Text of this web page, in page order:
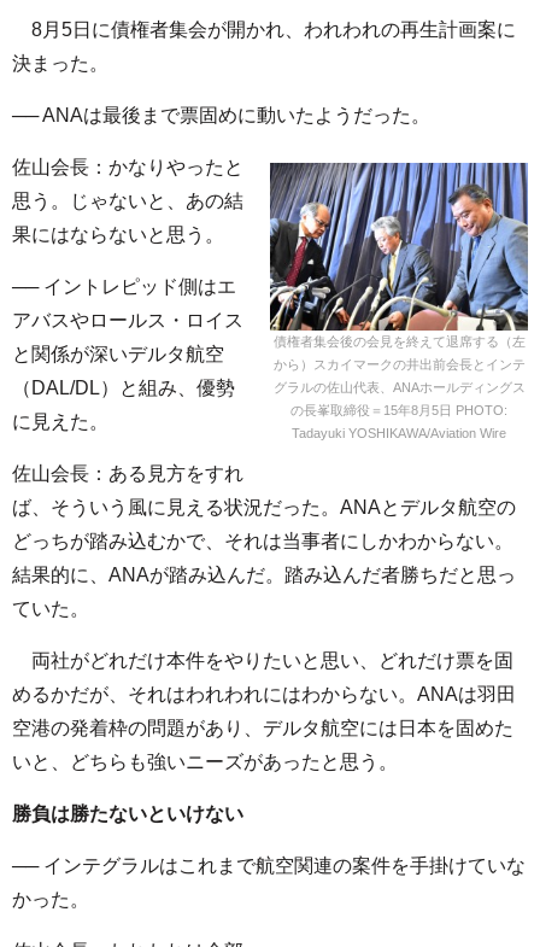
8月5日に債権者集会が開かれ、われわれの再生計画案に
決まった。
── ANAは最後まで票固めに動いたようだった。
債権者集会後の会見を終えて退席する（左
から）スカイマークの井出前会長とインテ
グラルの佐山代表、ANAホールディングス
の長峯取締役＝15年8月5日 PHOTO:
Tadayuki YOSHIKAWA/Aviation Wire
佐山会長：かなりやったと
思う。じゃないと、あの結
果にはならないと思う。
── イントレピッド側はエ
アバスやロールス・ロイス
と関係が深いデルタ航空
（DAL/DL）と組み、優勢
に見えた。
佐山会長：ある見方をすれ
ば、そういう風に見える状況だった。ANAとデルタ航空の
どっちが踏み込むかで、それは当事者にしかわからない。
結果的に、ANAが踏み込んだ。踏み込んだ者勝ちだと思っ
ていた。
両社がどれだけ本件をやりたいと思い、どれだけ票を固
めるかだが、それはわれわれにはわからない。ANAは羽田
空港の発着枠の問題があり、デルタ航空には日本を固めた
いと、どちらも強いニーズがあったと思う。
勝負は勝たないといけない
── インテグラルはこれまで航空関連の案件を手掛けていな
かった。